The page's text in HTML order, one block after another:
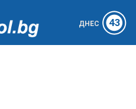
ДНЕС 43